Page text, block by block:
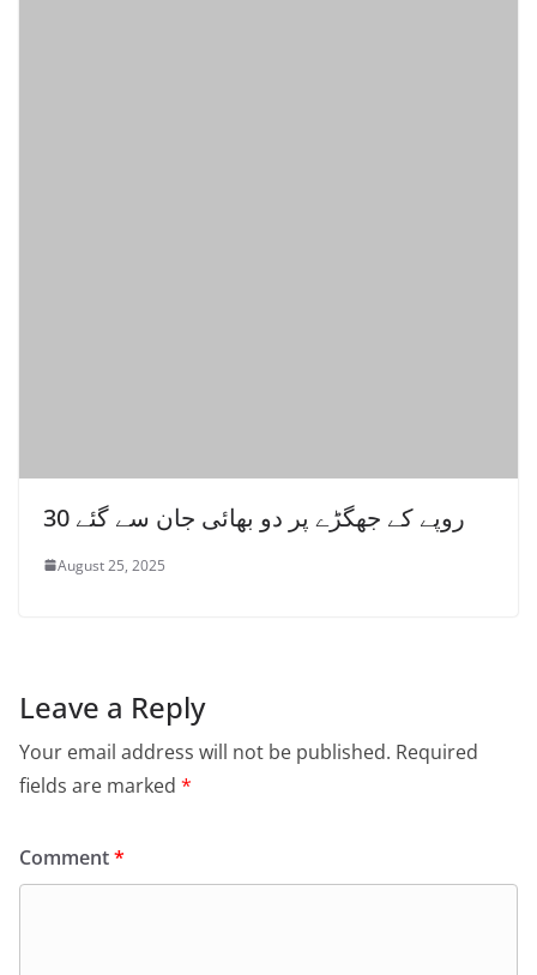
30 روپے کے جھگڑے پر دو بھائی جان سے گئے
August 25, 2025
Leave a Reply
Your email address will not be published. Required
fields are marked *
Comment*